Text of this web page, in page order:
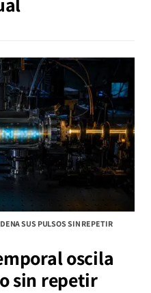
SUS PULSOS SIN REPETIR
oscila
sin repetir